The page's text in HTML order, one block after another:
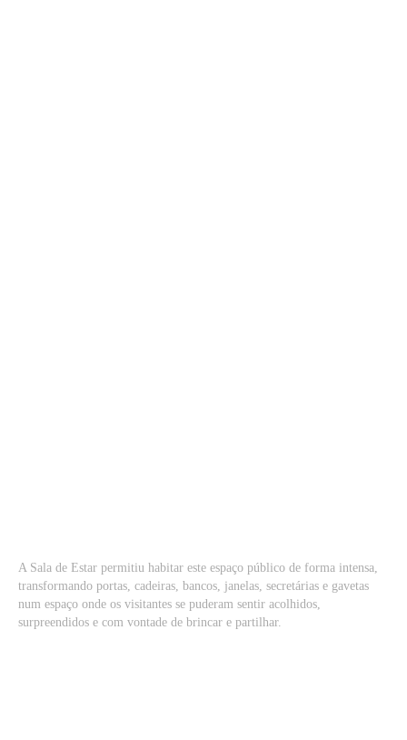
A Sala de Estar permitiu habitar este espaço público de forma intensa,
transformando portas, cadeiras, bancos, janelas, secretárias e gavetas
num espaço onde os visitantes se puderam sentir acolhidos,
surpreendidos e com vontade de brincar e partilhar.